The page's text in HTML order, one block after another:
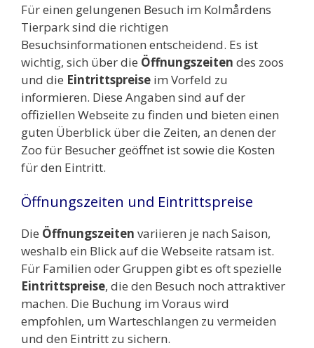
Für einen gelungenen Besuch im Kolmårdens
Tierpark sind die richtigen
Besuchsinformationen entscheidend. Es ist
wichtig, sich über die Öffnungszeiten des zoos
und die Eintrittspreise im Vorfeld zu
informieren. Diese Angaben sind auf der
offiziellen Webseite zu finden und bieten einen
guten Überblick über die Zeiten, an denen der
Zoo für Besucher geöffnet ist sowie die Kosten
für den Eintritt.
Öffnungszeiten und Eintrittspreise
Die Öffnungszeiten variieren je nach Saison,
weshalb ein Blick auf die Webseite ratsam ist.
Für Familien oder Gruppen gibt es oft spezielle
Eintrittspreise, die den Besuch noch attraktiver
machen. Die Buchung im Voraus wird
empfohlen, um Warteschlangen zu vermeiden
und den Eintritt zu sichern.